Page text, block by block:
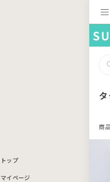
トップ
マイページ
商